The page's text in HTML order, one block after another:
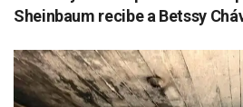
Sheinbaum recibe a Betssy